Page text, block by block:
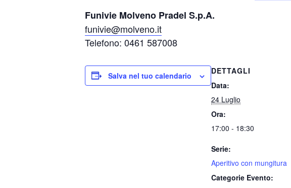
Funivie Molveno Pradel S.p.A.
funivie@molveno.it
Telefono: 0461 587008
Salva nel tuo calendario
DETTAGLI
Data:
24 Luglio
Ora:
17:00 - 18:30
Serie:
Aperitivo con mungitura
Categorie Evento: